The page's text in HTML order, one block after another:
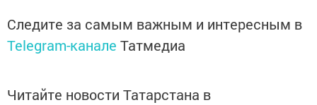
Следите за самым важным и интересным в
Telegram-канале Татмедиа
Читайте новости Татарстана в